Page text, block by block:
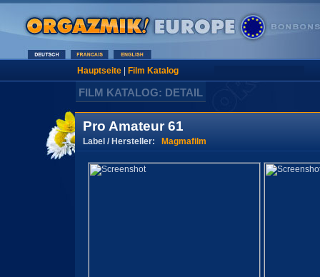
Hauptseite| Film Katalog
FILM KATALOG: DETAIL
Pro Amateur 61
Label / Hersteller: Magmafilm